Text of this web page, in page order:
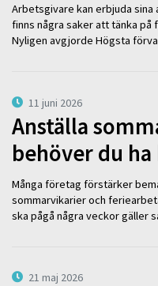
Arbetsgivare kan erbjuda
finns några saker att tänka
Nyligen avgjorde Högsta
11 juni 2026
Anställa
behöver du
Många företag förstärker
sommarvikarier och
ska pågå några veckor gäller
21 maj 2026